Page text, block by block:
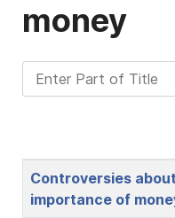
money
Enter Part of Title
Title
Controversies
importance of